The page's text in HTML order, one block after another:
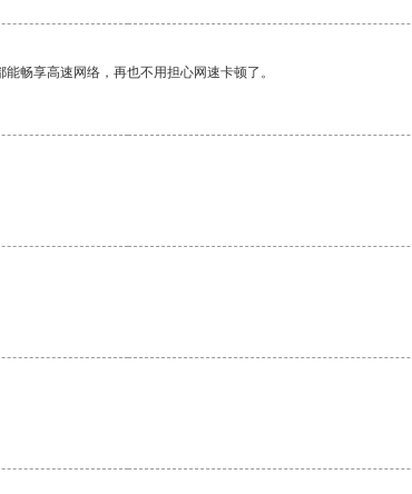
畅享高速网络，再也不用担心网速卡顿了。